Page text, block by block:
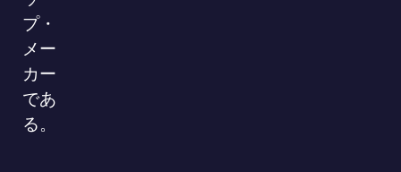
プ・
メー
カー
であ
る。